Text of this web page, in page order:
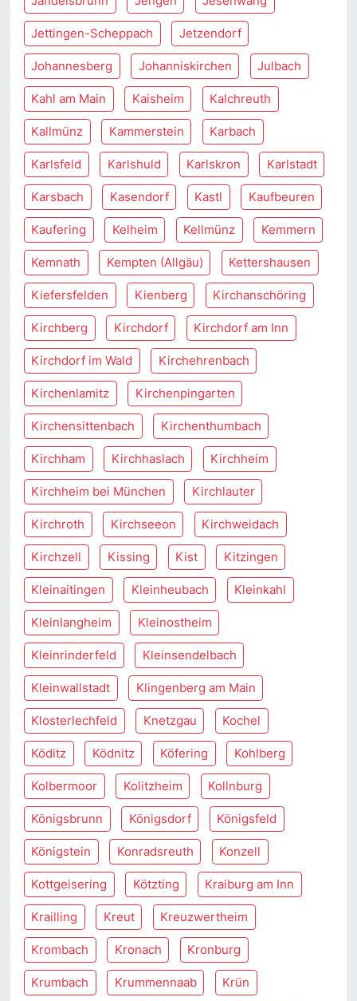
Jettingen-Scheppach Jetzendorf
Johannesberg Johanniskirchen Julbach
Kahl am Main Kaisheim Kalchreuth
Kallmünz Kammerstein Karbach
Karlsfeld Karlshuld Karlskron Karlstadt
Karsbach Kasendorf Kastl Kaufbeuren
Kaufering Kelheim Kellmünz Kemmern
Kemnath Kempten (Allgäu) Kettershausen
Kiefersfelden Kienberg Kirchanschöring
Kirchberg Kirchdorf Kirchdorf am Inn
Kirchdorf im Wald Kirchehrenbach
Kirchenlamitz Kirchenpingarten
Kirchensittenbach Kirchenthumbach
Kirchham Kirchhaslach Kirchheim
Kirchheim bei München Kirchlauter
Kirchroth Kirchseeon Kirchweidach
Kirchzell Kissing Kist Kitzingen
Kleinaitingen Kleinheubach Kleinkahl
Kleinlangheim Kleinostheim
Kleinrinderfeld Kleinsendelbach
Kleinwallstadt Klingenberg am Main
Klosterlechfeld Knetzgau Kochel
Köditz Ködnitz Köfering Kohlberg
Kolbermoor Kolitzheim Kollnburg
Königsbrunn Königsdorf Königsfeld
Königstein Konradsreuth Konzell
Kottgeisering Kötzting Kraiburg am Inn
Krailling Kreut Kreuzwertheim
Krombach Kronach Kronburg
Krumbach Krummennaab Krün